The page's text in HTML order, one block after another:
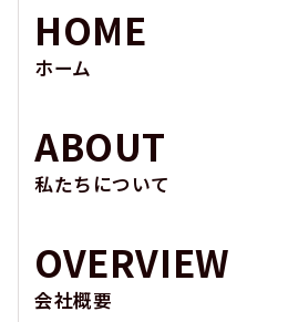
HOME
ホーム
ABOUT
私たちについて
OVERVIEW
会社概要